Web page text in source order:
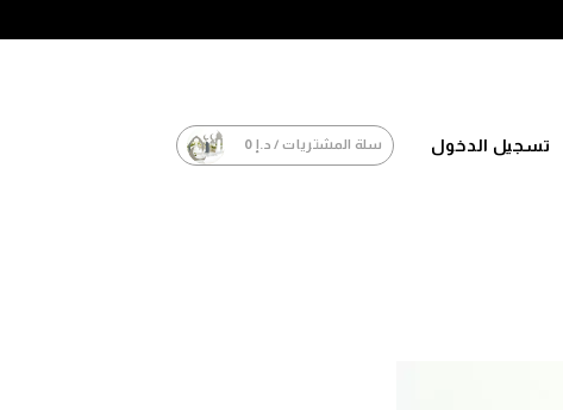
تسجيل الدخول سلة المشتريات / د.إ0